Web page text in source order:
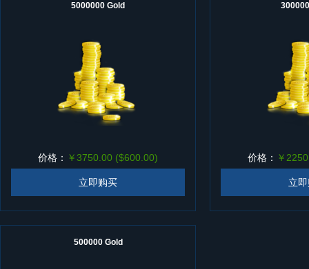
5000000 Gold
价格： ￥3750.00 ($600.00)
立即购买
价格： ￥
立
500000 Gold